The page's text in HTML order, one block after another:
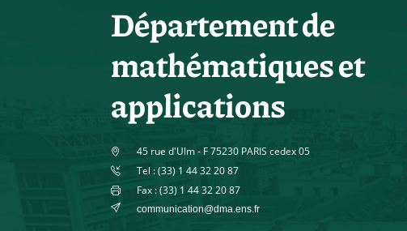
Département de
mathématiques et
applications
45 rue d'Ulm - F 75230 PARIS cedex 05
Tel : (33) 1 44 32 20 87
Fax : (33) 1 44 32 20 87
communication@dma.ens.fr